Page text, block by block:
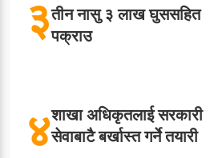
३तीन नासु ३ लाख घुससहित
पक्राउ
४शाखा अधिकृतलाई सरकारी
सेवाबाटै बर्खास्त गर्ने तयारी